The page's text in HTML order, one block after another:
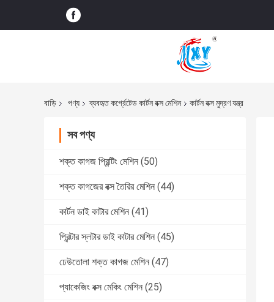
বাড়ি পণ্য ব্যবহৃত কর্গ্রেটেড কার্টন বক্স মেশিন কার্টন বক্স মুদ্রণ যন্ত্র
সব পণ্য
শক্ত কাগজ প্রিন্টিং মেশিন (50)
শক্ত কাগজের বক্স তৈরির মেশিন (44)
কার্টন ডাই কাটার মেশিন (41)
প্রিন্টার স্লটার ডাই কাটার মেশিন (45)
ঢেউতোলা শক্ত কাগজ মেশিন (47)
প্যাকেজিং বক্স মেকিং মেশিন (25)